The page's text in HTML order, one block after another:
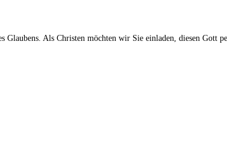
Als Christen möchten wir Sie einladen, diesen Gott